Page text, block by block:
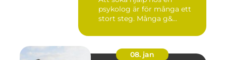
psykolog är för många ett
stort steg. Många g&...
08. jan